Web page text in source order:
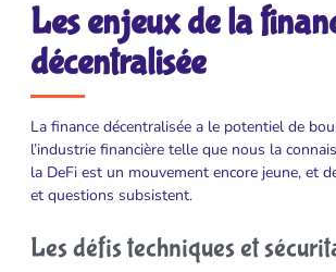
Les enjeux de la
décentralisée
La finance décentralisée a le potentiel de
l’industrie financière telle que nous la
la DeFi est un mouvement encore jeune, et
et questions subsistent.
Les défis techniques et